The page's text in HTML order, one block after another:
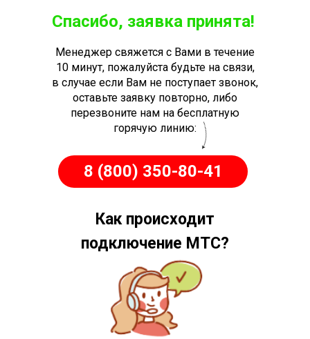
Спасибо, заявка принята!
Менеджер свяжется с Вами в течение
10 минут, пожалуйста будьте на связи,
в случае если Вам не поступает звонок,
оставьте заявку повторно, либо
перезвоните нам на бесплатную
горячую линию:
8 (800) 350-80-41
Как происходит
подключение МТС?